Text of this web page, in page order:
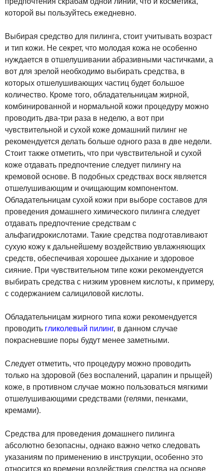
которой вы пользуйтесь ежедневно.
Выбирая средство для пилинга, стоит учитывать возраст
и тип кожи. Не секрет, что молодая кожа не особенно
нуждается в отшелушивании абразивными частичками, а
вот для зрелой необходимо выбирать средства, в
которых отшелушивающих частиц будет большое
количество. Кроме того, обладательницам жирной,
комбинированной и нормальной кожи процедуру можно
проводить два-три раза в неделю, а вот при
чувствительной и сухой коже домашний пилинг не
рекомендуется делать больше одного раза в две недели.
Стоит также отметить, что при чувствительной и сухой
коже отдавать предпочтение следует пилингу на
кремовой основе. В подобных средствах воск является
отшелушивающим и очищающим компонентом.
Обладательницам сухой кожи при выборе составов для
проведения домашнего химического пилинга следует
отдавать предпочтение средствам с
альфагидрокислотами. Такие средства подготавливают
сухую кожу к дальнейшему воздействию увлажняющих
средств, обеспечивая хорошее дыхание и здоровое
сияние. При чувствительном типе кожи рекомендуется
выбирать средства с низким уровнем кислоты, к примеру,
с содержанием салициловой кислоты.
Обладательницам жирного типа кожи рекомендуется
проводить гликолевый пилинг, в данном случае
покрасневшие поры будут менее заметными.
Следует отметить, что процедуру можно проводить
только на здоровой (без воспалений, царапин и прыщей)
коже, в противном случае можно пользоваться мягкими
отшелушивающими средствами (гелями, пенками,
кремами).
Средства для проведения домашнего пилинга
абсолютно безопасны, однако важно четко следовать
указаниям по применению в инструкции, особенно это
относится ко времени воздействия средства на основе